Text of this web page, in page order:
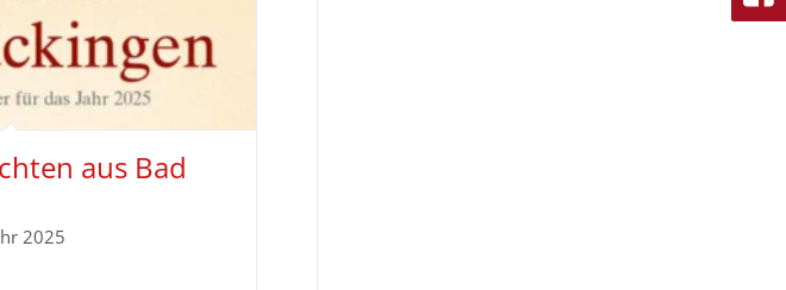
aus Bad
2025